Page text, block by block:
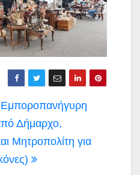
Εμποροπανήγυρη
Δήμαρχο,
Μητροπολίτη για